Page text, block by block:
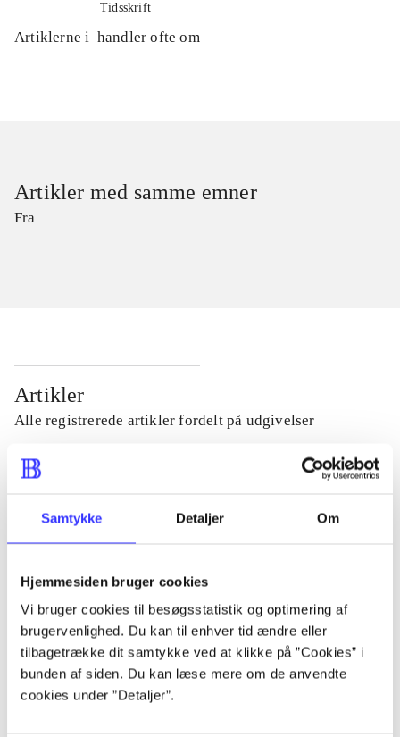
Samtykke Detaljer Om
Hjemmesiden bruger cookies
Vi bruger cookies til besøgsstatistik og optimering af
brugervenlighed. Du kan til enhver tid ændre eller
tilbagetrække dit samtykke ved at klikke på ”Cookies” i
bunden af siden. Du kan læse mere om de anvendte
cookies under ”Detaljer”.
Tidsskrift
Artiklerne i handler ofte om
Artikler med samme emner
Fra
Artikler
Alle registrerede artikler fordelt på udgivelser
...
...
...
...